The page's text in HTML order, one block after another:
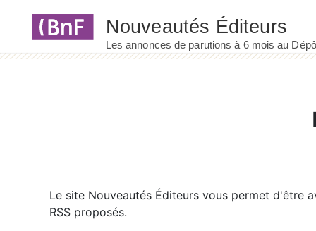
Le site Nouveautés Éditeurs vous permet d'être
RSS proposés.